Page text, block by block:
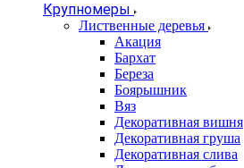
Крупномеры
Лиственные деревья
Акация
Бархат
Береза
Боярышник
Вяз
Декоративная вишня
Декоративная груша
Декоративная слива